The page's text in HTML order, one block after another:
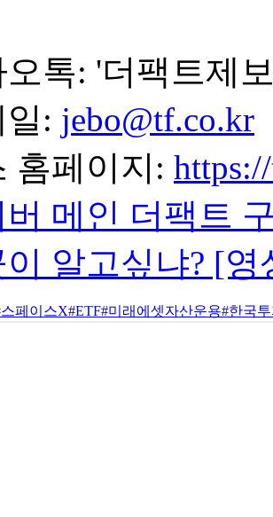
오톡: '더팩트제
일: jebo@tf.co.kr
홈페이지:
버 메인 더팩트
이 알고싶냐? [
페이스X#ETF#미래에셋자산운용#한국